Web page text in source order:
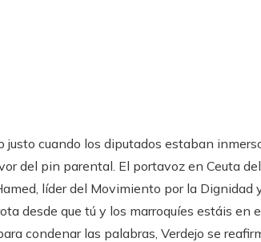
cuando los diputados estaban
del pin parental. El portavoz en Ceuta
líder del Movimiento por la Dignidad
desde que tú y los marroquíes estáis en
condenar las palabras, Verdejo se